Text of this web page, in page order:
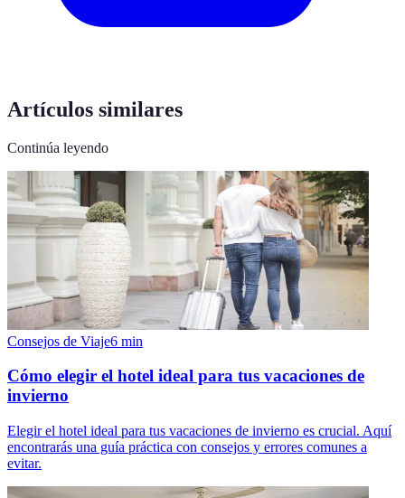
Artículos similares
Continúa leyendo
Consejos de Viaje6 min
Cómo elegir el hotel ideal para tus vacaciones de
invierno
Elegir el hotel ideal para tus vacaciones de invierno es crucial. Aquí
encontrarás una guía práctica con consejos y errores comunes a
evitar.